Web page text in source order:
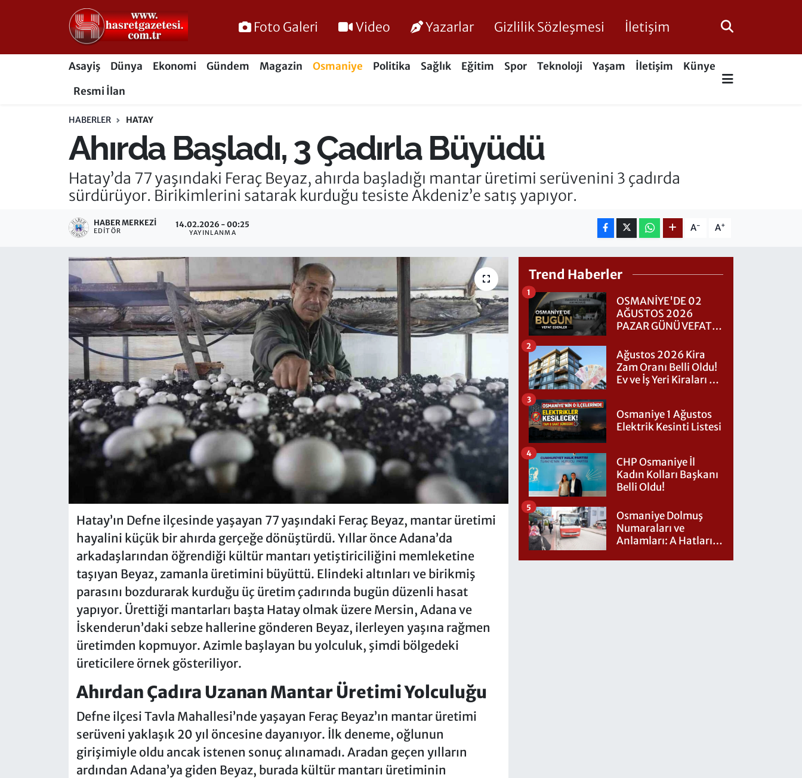
Foto Galeri Video Yazarlar Gizlilik Sözleşmesi İletişim
Asayiş Dünya Ekonomi Gündem Magazin Osmaniye Politika Sağlık Eğitim Spor Teknoloji Yaşam İletişim
Künye
Resmi İlan
HABERLER HATAY
Ahırda Başladı, 3 Çadırla Büyüdü
Hatay’da 77 yaşındaki Feraç Beyaz, ahırda başladığı mantar üretimi serüvenini 3 çadırda
sürdürüyor. Birikimlerini satarak kurduğu tesiste Akdeniz’e satış yapıyor.
HABER MERKEZI
EDITÖR
14.02.2026 - 00:25
YAYINLANMA A- A+
Hatay’ın Defne ilçesinde yaşayan 77 yaşındaki Feraç Beyaz, mantar üretimi
hayalini küçük bir ahırda gerçeğe dönüştürdü. Yıllar önce Adana’da
arkadaşlarından öğrendiği kültür mantarı yetiştiriciliğini memleketine
taşıyan Beyaz, zamanla üretimini büyüttü. Elindeki altınları ve birikmiş
parasını bozdurarak kurduğu üç üretim çadırında bugün düzenli hasat
yapıyor. Ürettiği mantarları başta Hatay olmak üzere Mersin, Adana ve
İskenderun’daki sebze hallerine gönderen Beyaz, ilerleyen yaşına rağmen
üretimden kopmuyor. Azimle başlayan bu yolculuk, şimdi bölgedeki
üreticilere örnek gösteriliyor.
Ahırdan Çadıra Uzanan Mantar Üretimi Yolculuğu
Defne ilçesi Tavla Mahallesi’nde yaşayan Feraç Beyaz’ın mantar üretimi
serüveni yaklaşık 20 yıl öncesine dayanıyor. İlk deneme, oğlunun
girişimiyle oldu ancak istenen sonuç alınamadı. Aradan geçen yılların
ardından Adana’ya giden Beyaz, burada kültür mantarı üretiminin
Trend Haberler
OSMANİYE'DE 02
AĞUSTOS 2026
PAZAR GÜNÜ VEFAT
1
Ağustos 2026 Kira
Zam Oranı Belli Oldu!
Ev ve İş Yeri Kiraları Ne
2
Osmaniye 1 Ağustos
Elektrik Kesinti Listesi
3
CHP Osmaniye İl
Kadın Kolları Başkanı
Belli Oldu!
4
Osmaniye Dolmuş
Numaraları ve
Anlamları: A Hatları
5
Osmaniye Nöbetçi Eczaneler
Osmaniye Hava Durumu
Süper Lig Puan Durumu ve Fikstür
Son Dakika Haberleri
Haber Arşivi